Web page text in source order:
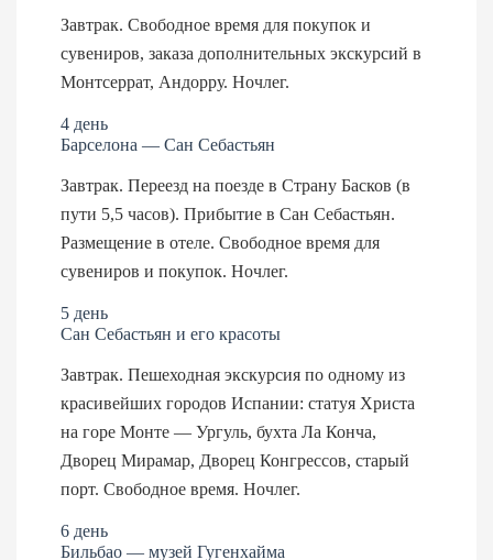
Завтрак. Свободное время для покупок и
сувениров, заказа дополнительных экскурсий в
Монтсеррат, Андорру. Ночлег.
4 день
Барселона — Сан Себастьян
Завтрак. Переезд на поезде в Страну Басков (в
пути 5,5 часов). Прибытие в Сан Себастьян.
Размещение в отеле. Свободное время для
сувениров и покупок. Ночлег.
5 день
Сан Себастьян и его красоты
Завтрак. Пешеходная экскурсия по одному из
красивейших городов Испании: статуя Христа
на горе Монте — Ургуль, бухта Ла Конча,
Дворец Мирамар, Дворец Конгрессов, старый
порт. Свободное время. Ночлег.
6 день
Бильбао — музей Гугенхайма